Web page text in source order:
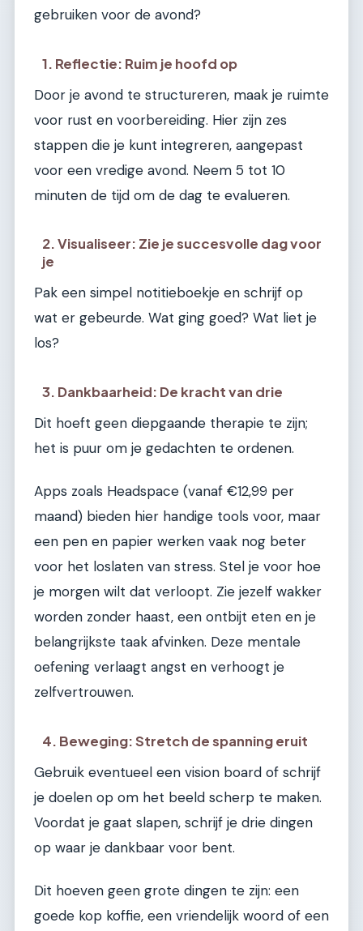
gebruiken voor de avond?
1. Reflectie: Ruim je hoofd op
Door je avond te structureren, maak je ruimte
voor rust en voorbereiding. Hier zijn zes
stappen die je kunt integreren, aangepast
voor een vredige avond. Neem 5 tot 10
minuten de tijd om de dag te evalueren.
2. Visualiseer: Zie je succesvolle dag voor
je
Pak een simpel notitieboekje en schrijf op
wat er gebeurde. Wat ging goed? Wat liet je
los?
3. Dankbaarheid: De kracht van drie
Dit hoeft geen diepgaande therapie te zijn;
het is puur om je gedachten te ordenen.
Apps zoals Headspace (vanaf €12,99 per
maand) bieden hier handige tools voor, maar
een pen en papier werken vaak nog beter
voor het loslaten van stress. Stel je voor hoe
je morgen wilt dat verloopt. Zie jezelf wakker
worden zonder haast, een ontbijt eten en je
belangrijkste taak afvinken. Deze mentale
oefening verlaagt angst en verhoogt je
zelfvertrouwen.
4. Beweging: Stretch de spanning eruit
Gebruik eventueel een vision board of schrijf
je doelen op om het beeld scherp te maken.
Voordat je gaat slapen, schrijf je drie dingen
op waar je dankbaar voor bent.
Dit hoeven geen grote dingen te zijn: een
goede kop koffie, een vriendelijk woord of een